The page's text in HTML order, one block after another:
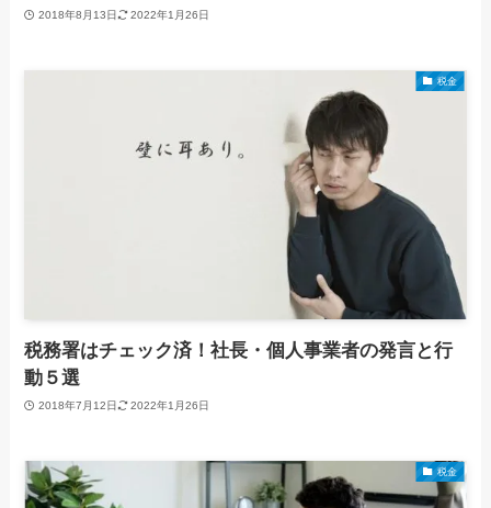
2018年8月13日 2022年1月26日
税金
税務署はチェック済！社長・個人事業者の発言と行
動５選
2018年7月12日 2022年1月26日
税金